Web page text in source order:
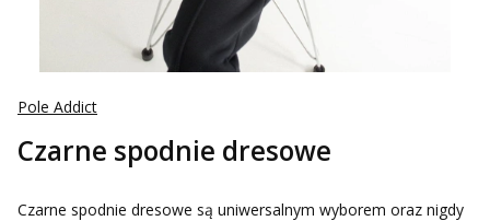
Pole Addict
Czarne spodnie dresowe
Czarne spodnie dresowe są uniwersalnym wyborem oraz nigdy